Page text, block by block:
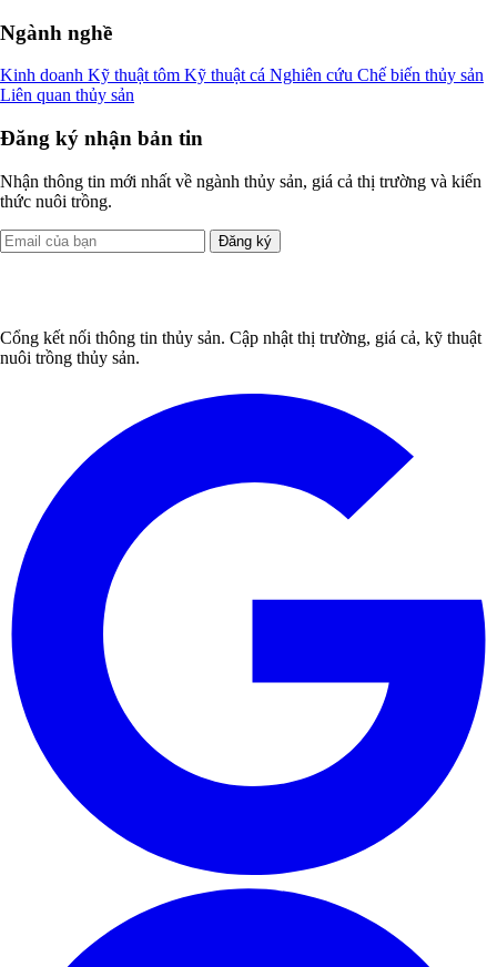
Ngành nghề
Kinh doanh Kỹ thuật tôm Kỹ thuật cá Nghiên cứu Chế biến thủy sản
Liên quan thủy sản
Đăng ký nhận bản tin
Nhận thông tin mới nhất về ngành thủy sản, giá cả thị trường và kiến
thức nuôi trồng.
Đăng ký
Cổng kết nối thông tin thủy sản. Cập nhật thị trường, giá cả, kỹ thuật
nuôi trồng thủy sản.